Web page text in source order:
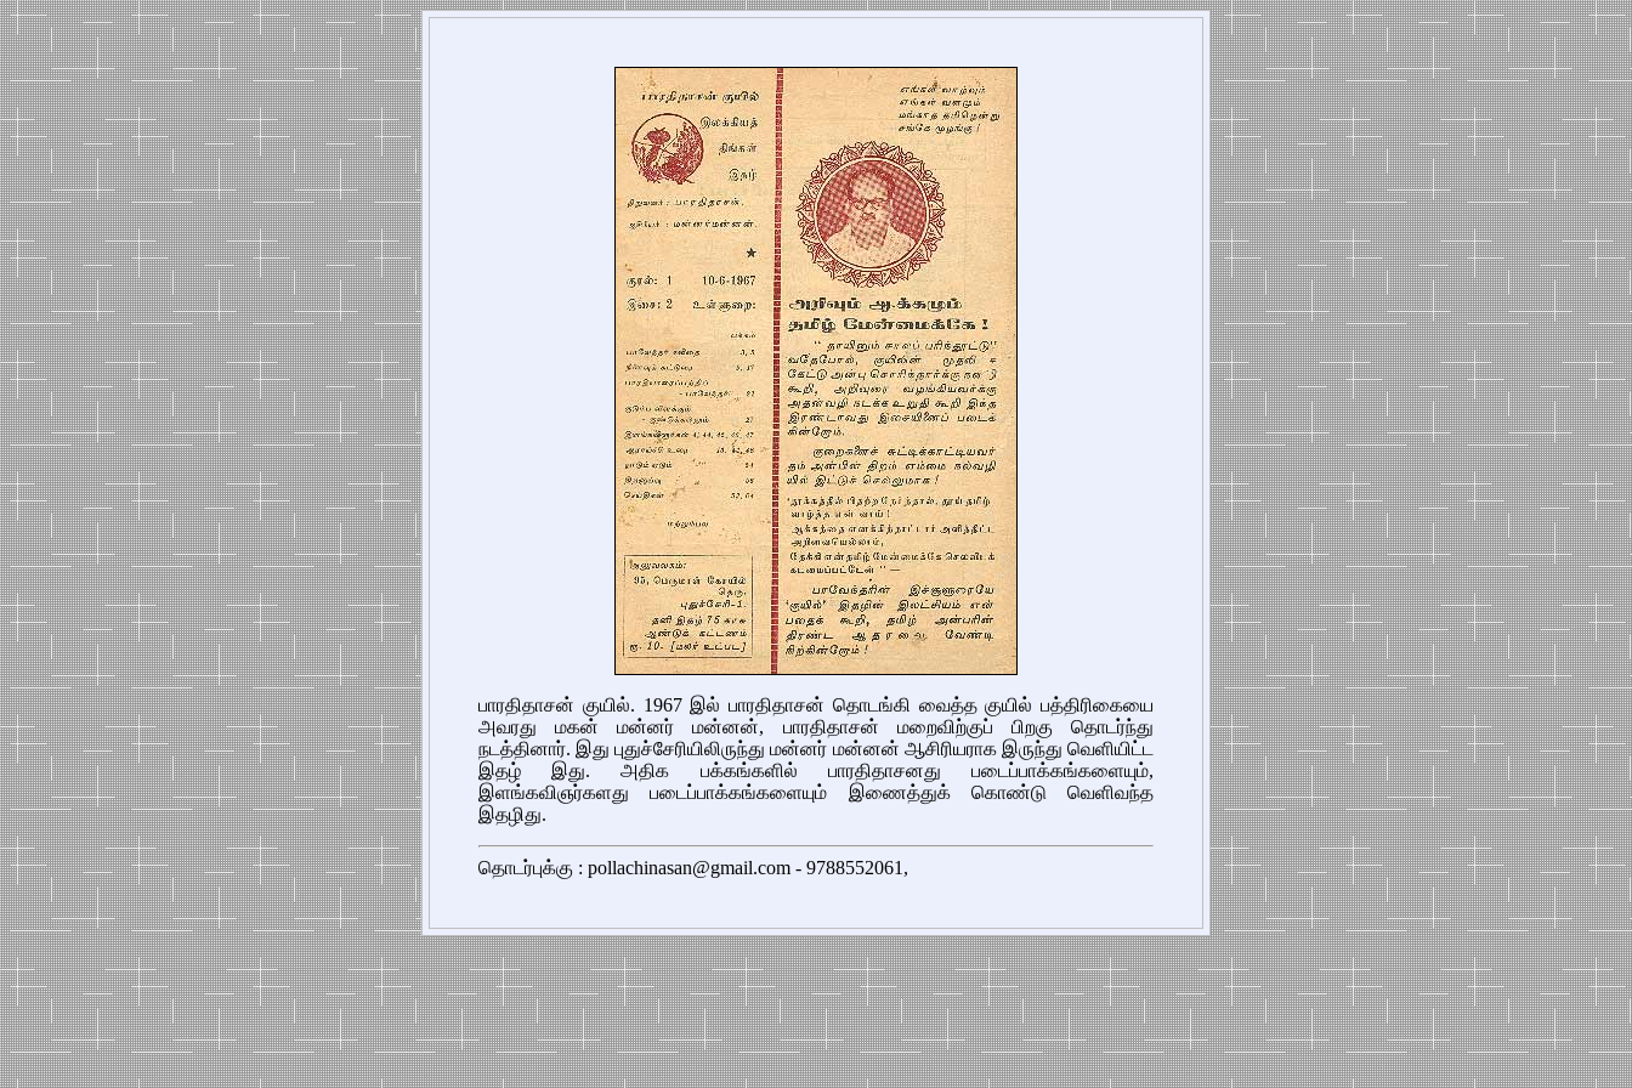
பாரதிதாசன் குயில். 1967 இல் பாரதிதாசன் தொடங்கி வைத்த குயில் பத்திரிகையை
அவரது மகன் மன்னர் மன்னன், பாரதிதாசன் மறைவிற்குப் பிறகு தொடர்ந்து
நடத்தினார். இது புதுச்சேரியிலிருந்து மன்னர் மன்னன் ஆசிரியராக இருந்து வெளியிட்ட
இதழ் இது. அதிக பக்கங்களில் பாரதிதாசனது படைப்பாக்கங்களையும்,
இளங்கவிஞர்களது படைப்பாக்கங்களையும் இணைத்துக் கொண்டு வெளிவந்த
இதழிது.
தொடர்புக்கு : pollachinasan@gmail.com - 9788552061,